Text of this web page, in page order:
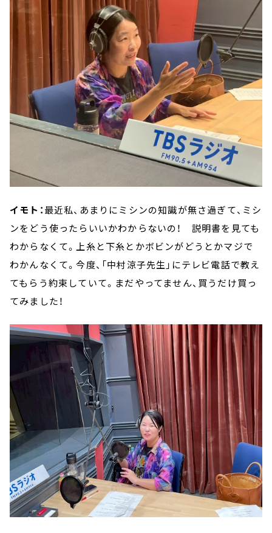
イモト：最近私、あまりにミシンの知識が無さ過ぎて、ミシ
ンをどう使ったらいいかわからないの！ 説明書を見ても
わからなくて。上糸と下糸とかボビンがどうとかマジで
わかんなくて。今度、「中村涼子先生」にテレビ電話で教え
てもらう約束していて。まだやってません、買うだけ買っ
てみました！